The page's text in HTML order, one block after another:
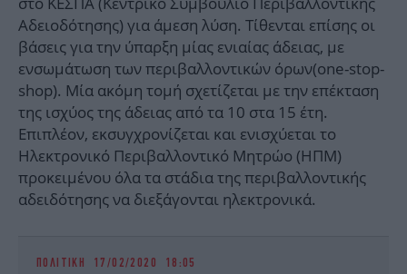
Αδειοδότησης) για άμεση λύση. Τίθενται επίσης οι
βάσεις για την ύπαρξη μίας ενιαίας άδειας, με
ενσωμάτωση των περιβαλλοντικών όρων(one-stop-
shop). Μία ακόμη τομή σχετίζεται με την επέκταση
της ισχύος της άδειας από τα 10 στα 15 έτη.
Επιπλέον, εκσυγχρονίζεται και ενισχύεται το
Ηλεκτρονικό Περιβαλλοντικό Μητρώο (ΗΠΜ)
προκειμένου όλα τα στάδια της περιβαλλοντικής
αδειδότησης να διεξάγονται ηλεκτρονικά.
ΠΟΛΙΤΙΚΗ 17/02/2020 18:05